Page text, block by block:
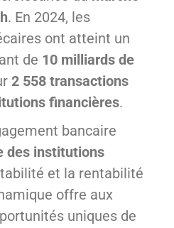
. En 2024, les
ont atteint un
de 10 milliards de
2 558 transactions
financières.
bancaire
des institutions
et la rentabilité
offre aux
uniques de